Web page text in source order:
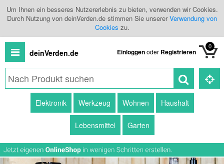
Um Ihnen ein besseres Nutzererlebnis zu bieten, verwenden wir Cookies.
Durch Nutzung von deinVerden.de stimmen Sie unsererVerwendung von
Cookies zu.
deinVerden.de Einloggenoder Registrieren
0
Produkte
Händlerübersicht
Elektronik Werkzeug Wohnen Haushalt
Lebensmittel Garten